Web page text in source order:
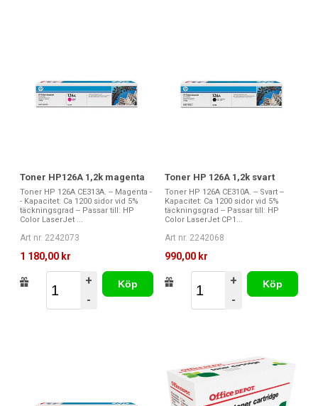
Toner HP126A 1,2k magenta
Toner HP 126A CE313A. -- Magenta -
- Kapacitet: Ca 1200 sidor vid 5%
täckningsgrad -- Passar till: HP
Color LaserJet ...
Art nr. 2242073
1 180,00 kr
+
-
Köp
Toner HP 126A 1,2k svart
Toner HP 126A CE310A. -- Svart --
Kapacitet: Ca 1200 sidor vid 5%
täckningsgrad -- Passar till: HP
Color LaserJet CP1...
Art nr. 2242068
990,00 kr
+
-
Köp